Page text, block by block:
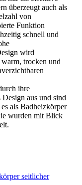
überzeugt auch als
von
Funktion
schnell und
wird
warm, trocken und
ihre
Design aus und sind
als Badheizkörper
wurden mit Blick